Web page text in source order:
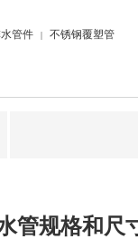
管件 | 不锈钢覆塑管
管规格和尺